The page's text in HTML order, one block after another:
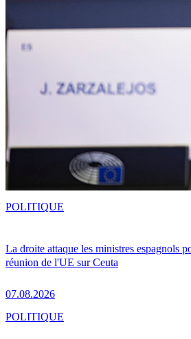
La droite attaque les ministres espagnols
réunion de l'UE sur Ceuta
07.08.2026
POLITIQUE
POLITIQUE